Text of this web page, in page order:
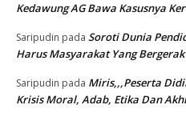
Kedawung AG Bawa Kasusnya
Saripudin pada Soroti Dunia
Harus Masyarakat Yang Bergerak
Saripudin pada Miris,,,Peserta
Krisis Moral, Adab, Etika Dan